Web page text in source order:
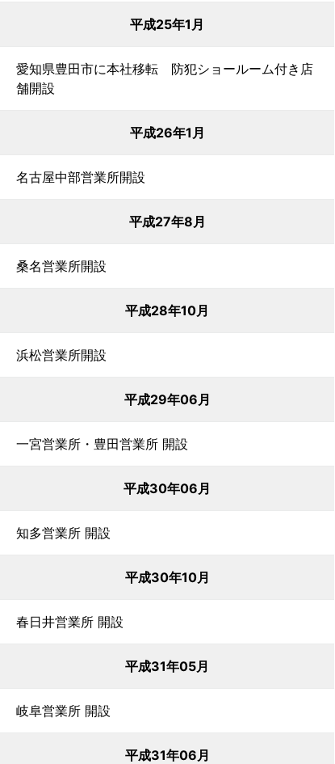
平成25年1月
愛知県豊田市に本社移転 防犯ショールーム付き店
舗開設
平成26年1月
名古屋中部営業所開設
平成27年8月
桑名営業所開設
平成28年10月
浜松営業所開設
平成29年06月
一宮営業所・豊田営業所 開設
平成30年06月
知多営業所 開設
平成30年10月
春日井営業所 開設
平成31年05月
岐阜営業所 開設
平成31年06月